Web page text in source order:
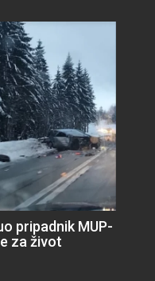
pripadnik MUP-
za život